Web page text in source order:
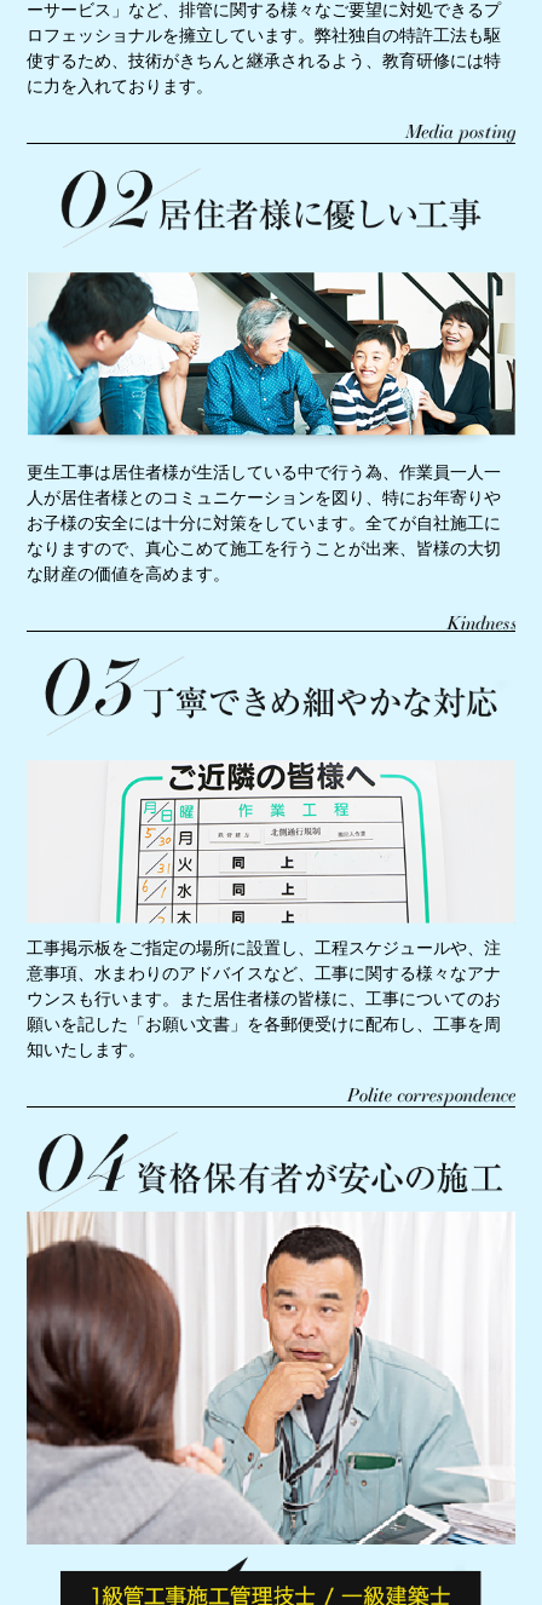
ーサービス」など、排管に関する様々なご要望に対処できるプ
ロフェッショナルを擁立しています。弊社独自の特許工法も駆
使するため、技術がきちんと継承されるよう、教育研修には特
に力を入れております。
更生工事は居住者様が生活している中で行う為、作業員一人一
人が居住者様とのコミュニケーションを図り、特にお年寄りや
お子様の安全には十分に対策をしています。全てが自社施工に
なりますので、真心こめて施工を行うことが出来、皆様の大切
な財産の価値を高めます。
工事掲示板をご指定の場所に設置し、工程スケジュールや、注
意事項、水まわりのアドバイスなど、工事に関する様々なアナ
ウンスも行います。また居住者様の皆様に、工事についてのお
願いを記した「お願い文書」を各郵便受けに配布し、工事を周
知いたします。